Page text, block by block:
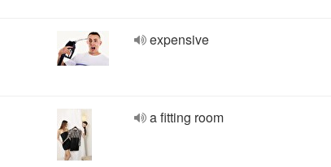
expensive
a fitting room